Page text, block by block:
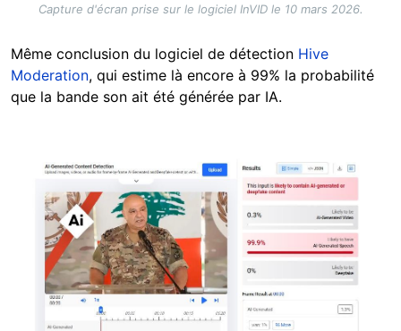
Capture d'écran prise sur le logiciel InVID le 10 mars 2026.
Même conclusion du logiciel de détection Hive
Moderation, qui estime là encore à 99% la probabilité
que la bande son ait été générée par IA.
Image